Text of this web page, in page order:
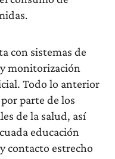
con sistemas de
monitorización
Todo lo anterior
parte de los
de la salud, así
educación
contacto estrecho